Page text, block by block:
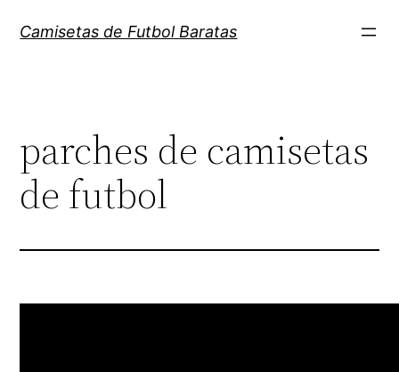
Camisetas de Futbol Baratas
parches de camisetas
de futbol